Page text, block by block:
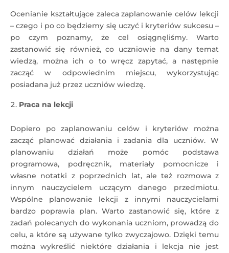
Ocenianie kształtujące zaleca zaplanowanie celów lekcji
– czego i po co będziemy się uczyć i kryteriów sukcesu –
po czym poznamy, że cel osiągnęliśmy. Warto
zastanowić się również, co uczniowie na dany temat
wiedzą, można ich o to wręcz zapytać, a następnie
zacząć w odpowiednim miejscu, wykorzystując
posiadana już przez uczniów wiedzę.
Praca na lekcji
Dopiero po zaplanowaniu celów i kryteriów można
zacząć planować działania i zadania dla uczniów. W
planowaniu działań może pomóc podstawa
programowa, podręcznik, materiały pomocnicze i
własne notatki z poprzednich lat, ale też rozmowa z
innym nauczycielem uczącym danego przedmiotu.
Wspólne planowanie lekcji z innymi nauczycielami
bardzo poprawia plan. Warto zastanowić się, które z
zadań polecanych do wykonania uczniom, prowadzą do
celu, a które są używane tylko zwyczajowo. Dzięki temu
można wykreślić niektóre działania i lekcja nie jest